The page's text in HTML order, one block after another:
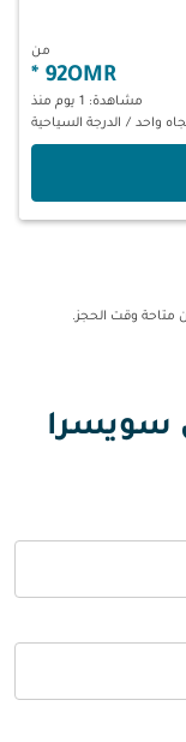
من
92OMR
*
مشاهدة: 1 يوم منذ
واحد / الدرجة السياحية
سويسرا